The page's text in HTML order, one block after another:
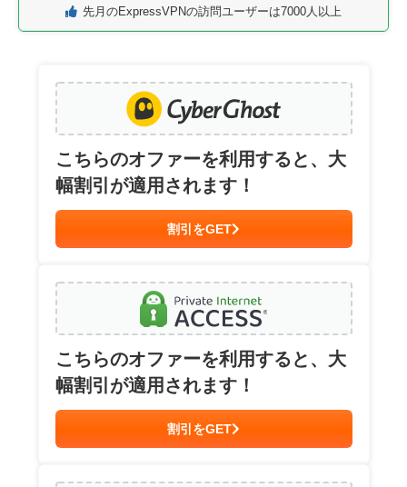
先月のExpressVPNの訪問ユーザーは7000人以上
こちらのオファーを利用すると、大
幅割引が適用されます！
割引をGET
こちらのオファーを利用すると、大
幅割引が適用されます！
割引をGET